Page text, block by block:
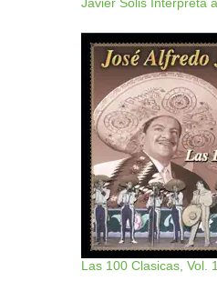
Las 100 Clasicas, Vol. 1